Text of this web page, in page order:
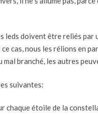
leds doivent être reliés
cas, nous les rélions en
mal branché, les autres
suivantes:
chaque étoile de la